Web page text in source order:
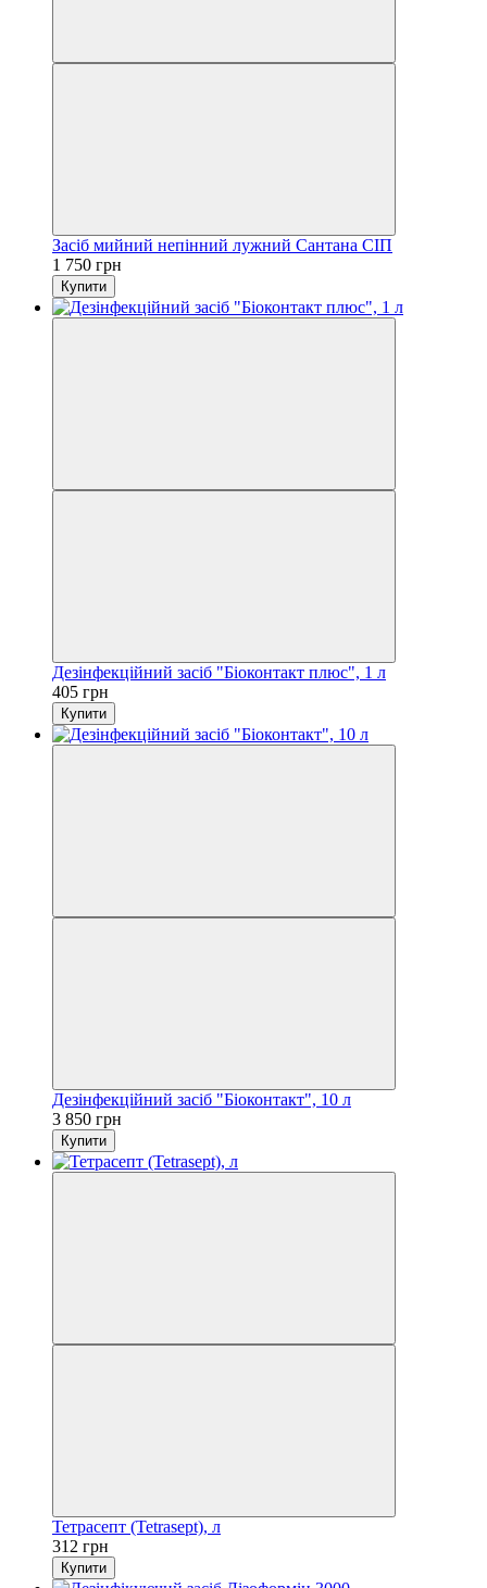
Засіб мийний непінний лужний Сантана СІП
1 750 грн
Купити
Дезінфекційний засіб "Біоконтакт плюс", 1 л
405 грн
Купити
Дезінфекційний засіб "Біоконтакт", 10 л
3 850 грн
Купити
Тетрасепт (Tetrasept), л
312 грн
Купити